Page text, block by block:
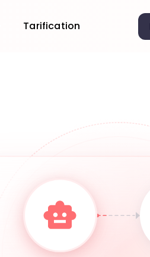
Tarification